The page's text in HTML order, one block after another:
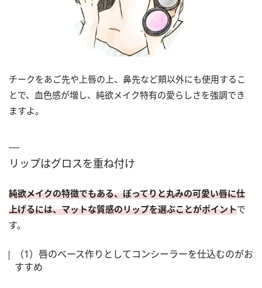
チークをあご先や上唇の上、鼻先など頬以外にも使用するこ
とで、血色感が増し、純欲メイク特有の愛らしさを強調でき
ますよ。
リップはグロスを重ね付け
純欲メイクの特徴でもある、ぽってりと丸みの可愛い唇に仕
上げるには、マットな質感のリップを選ぶことがポイントで
す。
（1）唇のベース作りとしてコンシーラーを仕込むのがお
すすめ